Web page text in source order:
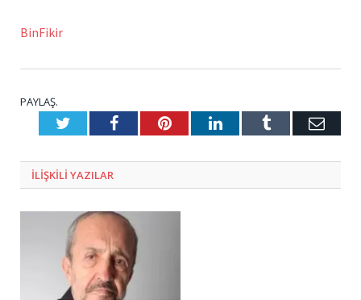
BinFikir
PAYLAŞ.
TwitterFacebookPinterestLinkedInTumblr E-
ILIŞKILI YAZILAR